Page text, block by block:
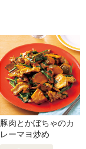
豚肉とかぼちゃのカ
レーマヨ炒め